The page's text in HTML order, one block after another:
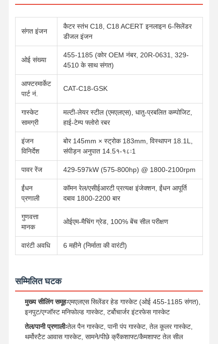
होम उत्पाद हमारे बारे में फैक्टरी यात्रा
संगत इंजन
कैटर स्तंभ C18, C18 ACERT इनलाइन 6-सिलेंडर
डीजल इंजन
ओई संख्या
455-1185 (कोर OEM नंबर, 20R-0631, 329-
4510 के साथ संगत)
आफ्टरमार्केट
पार्ट नं.
CAT-C18-GSK
गास्केट
सामग्री
मल्टी-लेयर स्टील (एमएलएस), धातु-प्रबलित कम्पोजिट,
हाई-टेम्प फ्लोरो रबर
इंजन
विनिर्देश
बोर 145mm × स्ट्रोक 183mm, विस्थापन 18.1L,
संपीड़न अनुपात 14.5१-१८ः1
पावर रेंज 429-597kW (575-800hp) @ 1800-2100rpm
ईंधन
प्रणाली
कॉमन रेल/एसीईआरटी प्रत्यक्ष इंजेक्शन, ईंधन आपूर्ति
दबाव 1800-2200 बार
गुणवत्ता
मानक
ओईएम-मैचिंग ग्रेड, 100% बेंच सील परीक्षण
वारंटी अवधि 6 महीने (निर्माता की वारंटी)
सम्मिलित घटक
मुख्य सीलिंग समूहःएमएलएस सिलेंडर हेड गास्केट (ओई 455-1185 संगत),
इनपुट/एग्जॉस्ट मनिफोल्ड गास्केट, टर्बोचार्जर इंटरफेस गास्केट
तेल/पानी प्रणालीःतेल पैन गास्केट, पानी पंप गास्केट, तेल कूलर गास्केट,
थर्मोस्टैट आवास गास्केट, सामने/पीछे क्रैंकशाफ्ट/कैमशाफ्ट तेल सील